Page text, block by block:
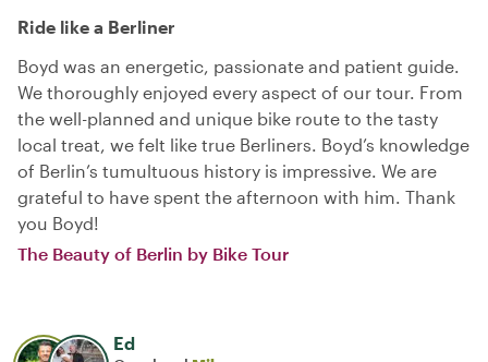
Ride like a Berliner
Boyd was an energetic, passionate and patient guide.
We thoroughly enjoyed every aspect of our tour. From
the well-planned and unique bike route to the tasty
local treat, we felt like true Berliners. Boyd’s knowledge
of Berlin’s tumultuous history is impressive. We are
grateful to have spent the afternoon with him. Thank
you Boyd!
The Beauty of Berlin by Bike Tour
Ed